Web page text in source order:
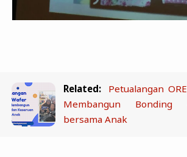
Related:
Petualangan
Membangun Bonding
bersama Anak